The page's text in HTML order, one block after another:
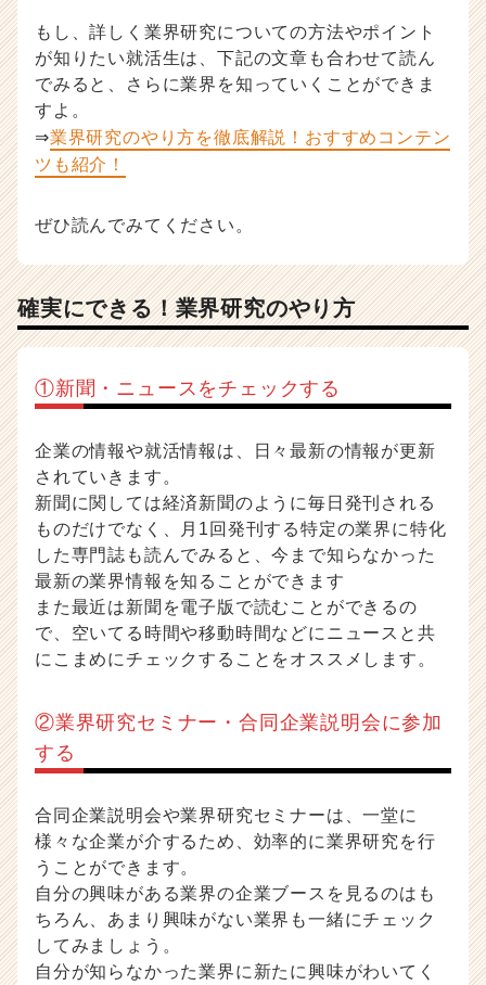
もし、詳しく業界研究についての方法やポイント
が知りたい就活生は、下記の文章も合わせて読ん
でみると、さらに業界を知っていくことができま
すよ。
⇒業界研究のやり方を徹底解説！おすすめコンテン
ツも紹介！
ぜひ読んでみてください。
確実にできる！業界研究のやり方
①新聞・ニュースをチェックする
企業の情報や就活情報は、日々最新の情報が更新
されていきます。
新聞に関しては経済新聞のように毎日発刊される
ものだけでなく、月1回発刊する特定の業界に特化
した専門誌も読んでみると、今まで知らなかった
最新の業界情報を知ることができます
また最近は新聞を電子版で読むことができるの
で、空いてる時間や移動時間などにニュースと共
にこまめにチェックすることをオススメします。
②業界研究セミナー・合同企業説明会に参加
する
合同企業説明会や業界研究セミナーは、一堂に
様々な企業が介するため、効率的に業界研究を行
うことができます。
自分の興味がある業界の企業ブースを見るのはも
ちろん、あまり興味がない業界も一緒にチェック
してみましょう。
自分が知らなかった業界に新たに興味がわいてく